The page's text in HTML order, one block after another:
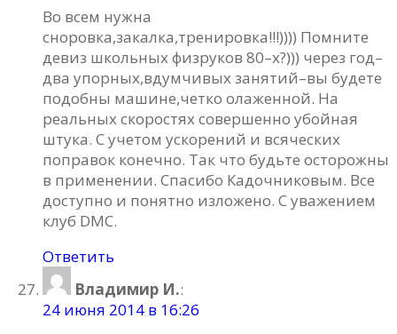
Во всем нужна
сноровка,закалка,тренировка!!!)))) Помните
девиз школьных физруков 80–х?))) через год–
два упорных,вдумчивых занятий–вы будете
подобны машине,четко олаженной. На
реальных скоростях совершенно убойная
штука. С учетом ускорений и всяческих
поправок конечно. Так что будьте осторожны
в применении. Спасибо Кадочниковым. Все
доступно и понятно изложено. С уважением
клуб DMC.
Ответить
Владимир И.:
24 июня 2014 в 16:26